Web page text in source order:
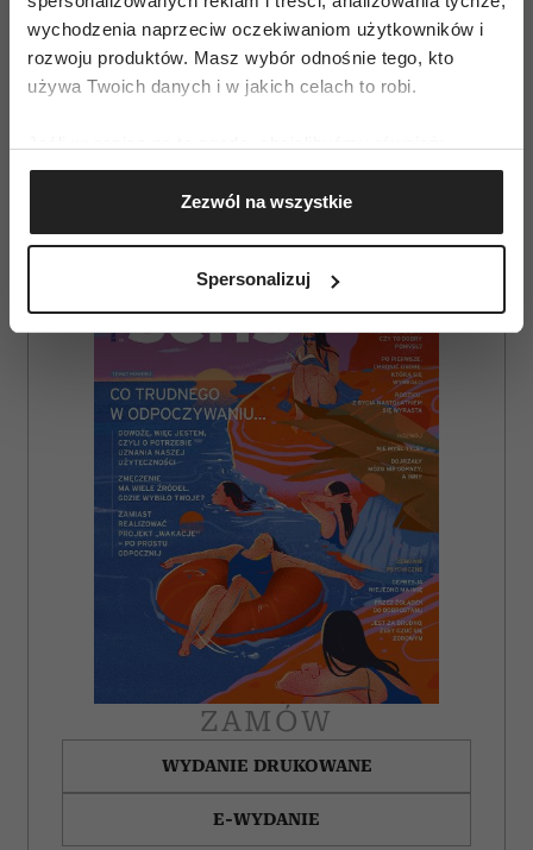
wychodzenia naprzeciw oczekiwaniom użytkowników i
rozwoju produktów. Masz wybór odnośnie tego, kto
używa Twoich danych i w jakich celach to robi.
Gromadzić dane dotyczące Twojej lokalizacji
geograficznej z dokładnością nawet do kilku metrów
Identyfikować Twoje urządzenie, aktywnie
(fingerprinting, czyli wirtualny odcisk palca)
dane są przetwarzane oraz ustaw własne preferencje w
sekcji szczegółów. W Deklaracji plików cookie możesz
zmienić lub wycofać swoją zgodę w dowolnej chwili.
Wykorzystujemy pliki cookie do spersonalizowania treści
i reklam, aby oferować funkcje społecznościowe i
analizować ruch w naszej witrynie. Informacje o tym, jak
korzystasz z naszej witryny, udostępniamy partnerom
społecznościowym, reklamowym i analitycznym.
Partnerzy mogą połączyć te informacje z innymi danymi
otrzymanymi od Ciebie lub uzyskanymi podczas
Zezwól na wszystkie
Spersonalizuj
Więcej na:
AUTOPROMOCJA
ZAMÓW
WYDANIE DRUKOWANE
E-WYDANIE